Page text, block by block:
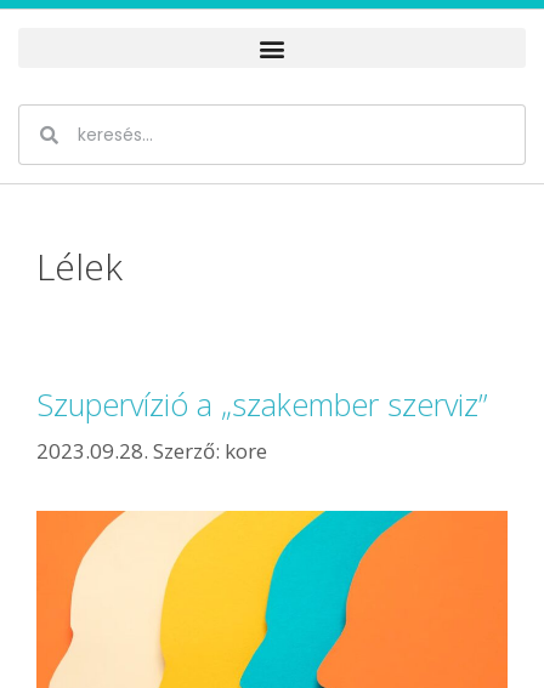
Lélek
Szupervízió a „szakember szerviz”
2023.09.28. Szerző: kore